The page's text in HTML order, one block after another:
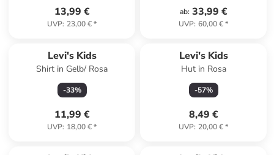
13,99 €
UVP: 23,00 €*
ab: 33,99 €
UVP: 60,00 €*
Levi's Kids
Shirt in Gelb/ Rosa
-33%
11,99 €
UVP: 18,00 €*
Levi's Kids
Hut in Rosa
-57%
8,49 €
UVP: 20,00 €*